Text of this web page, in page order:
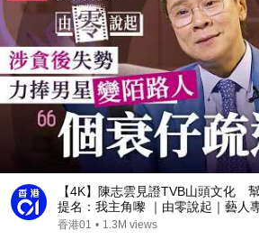
【4K】陳志雲見證TVB山頭文化
提名：我主角嚟 ｜由零說起｜藝人
港01｜TVB｜HOY｜迷雲黨｜
香港01 • 1.3M views